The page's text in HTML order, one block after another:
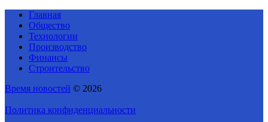
Главная
Общество
Технологии
Производство
Финансы
Строительство
Время новостей © 2026
Политика конфиденциальности